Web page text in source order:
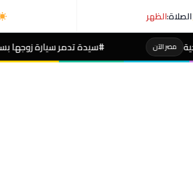
الصلاة:الظهر
#سيدة تدمر سيارة زوجها بسبب ارتباطه بامرأة